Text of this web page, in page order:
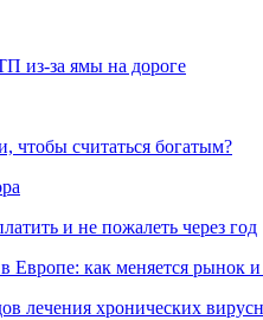
из-за ямы на дороге
чтобы считаться богатым?
и не пожалеть через год
Европе: как меняется рынок
лечения хронических